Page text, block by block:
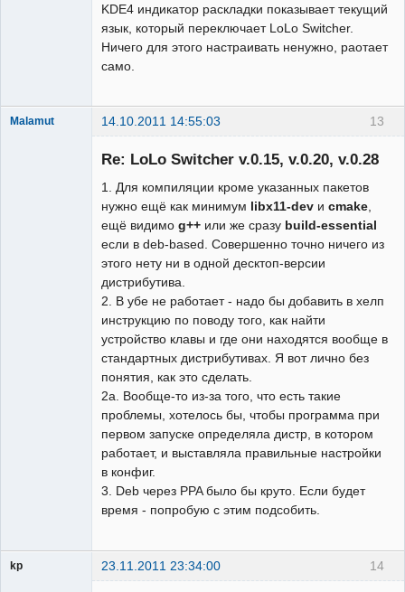
KDE4 индикатор раскладки показывает текущий
язык, который переключает LoLo Switcher.
Ничего для этого настраивать ненужно, раотает
само.
13
Malamut 14.10.2011 14:55:03
Re: LoLo Switcher v.0.15, v.0.20, v.0.28
1. Для компиляции кроме указанных пакетов
нужно ещё как минимум libx11-dev и cmake
ещё видимо g++ или же сразу build-essential
если в deb-based. Совершенно точно ничего из
этого нету ни в одной десктоп-версии
дистрибутива.
2. В убе не работает - надо бы добавить в хелп
инструкцию по поводу того, как найти
устройство клавы и где они находятся вообще в
стандартных дистрибутивах. Я вот лично без
понятия, как это сделать.
2а. Вообще-то из-за того, что есть такие
проблемы, хотелось бы, чтобы программа при
первом запуске определяла дистр, в котором
работает, и выставляла правильные настройки
в конфиг.
3. Deb через PPA было бы круто. Если будет
время - попробую с этим подсобить.
14
kp 23.11.2011 23:34:00